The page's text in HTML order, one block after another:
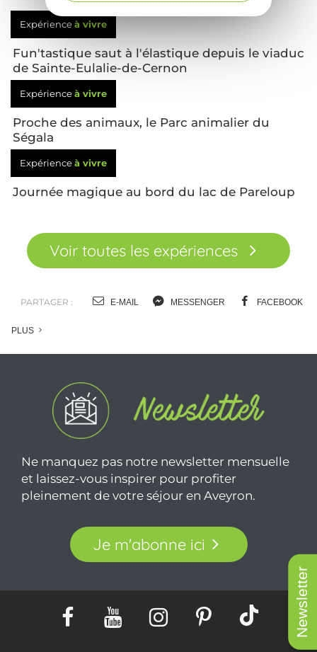
Newsletter
Expérienceà vivre
Fun'tastique saut à l'élastique depuis le viaduc
de Sainte-Eulalie-de-Cernon
Expérienceà vivre
Proche des animaux, le Parc animalier du
Ségala
Expérienceà vivre
Journée magique au bord du lac de Pareloup
Voir toutes les expériences
PARTAGER : E-MAIL MESSENGER FACEBOOK
PLUS
Ne manquez pas notre newsletter mensuelle
et laissez-vous inspirer pour profiter
pleinement de votre séjour en Aveyron.
Je m'abonne ici